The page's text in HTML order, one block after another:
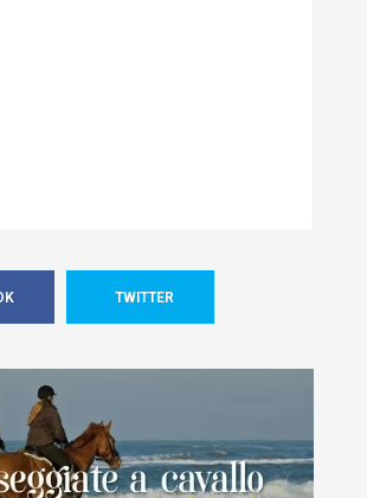
TWITTER